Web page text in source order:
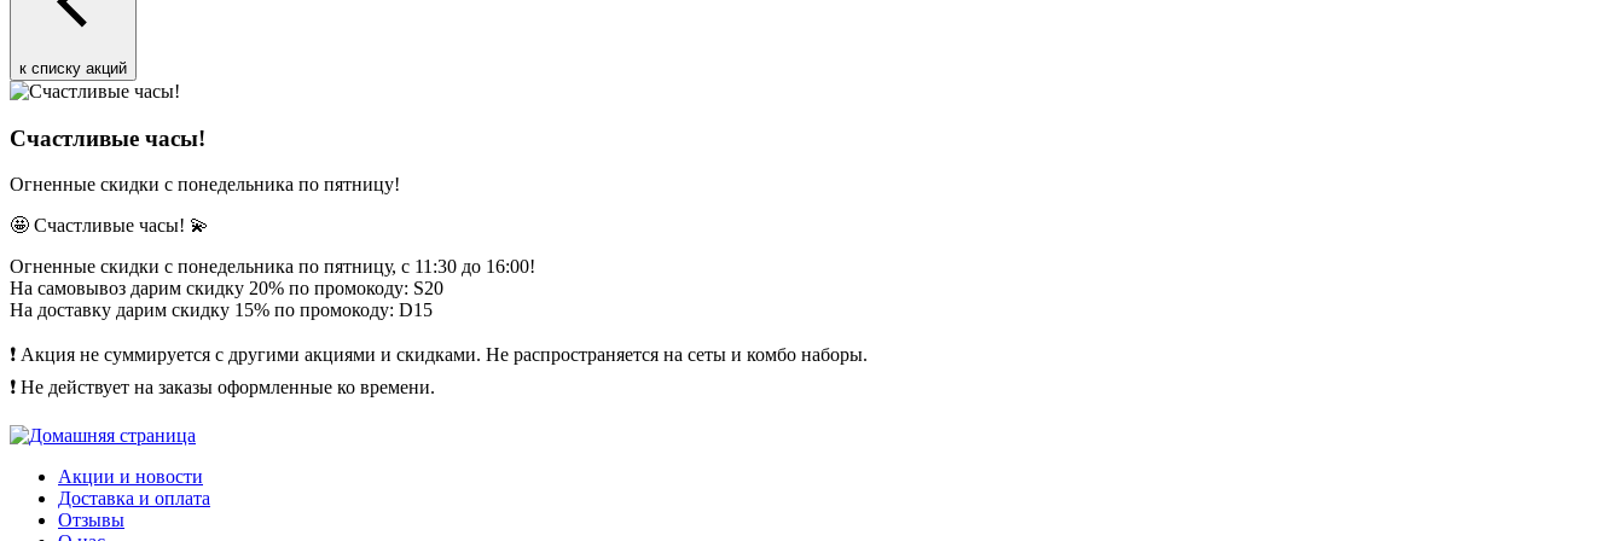
к списку акций
Счастливые часы!
Огненные скидки с понедельника по пятницу!
🤩 Счастливые часы! 💫
Огненные скидки с понедельника по пятницу, с 11:30 до 16:00!
На самовывоз дарим скидку 20% по промокоду: S20
На доставку дарим скидку 15% по промокоду: D15
❗ Акция не суммируется с другими акциями и скидками. Не распространяется на сеты и комбо наборы.
❗ Не действует на заказы оформленные ко времени.
Акции и новости
Доставка и оплата
Отзывы